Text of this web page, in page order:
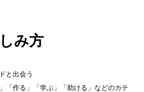
み方
と出会う
「作る」「学ぶ」「助ける」などのカテ